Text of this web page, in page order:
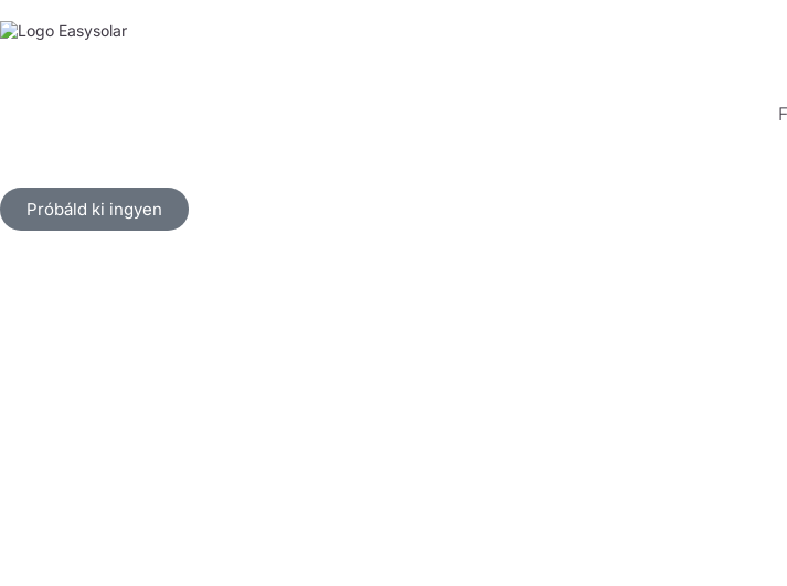
Próbáld ki ingyen